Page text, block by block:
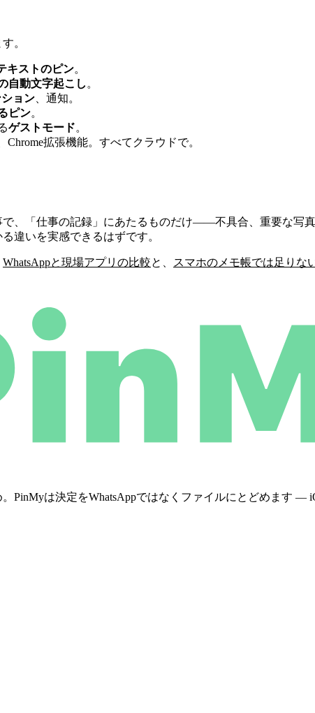
。
キストのピン。
自動文字起こし 。
ョン 、通知。
ピン。
ゲストモード。
Chrome拡張機能。すべてクラウドで。
で、「仕事の記録」にあたるものだけ――不具合、重要な
違いを実感できるはずです。
WhatsAppと現場アプリの比較と、 スマホのメモ帳では足りな
PinMyは決定をWhatsAppではなくファイルにとどめます —